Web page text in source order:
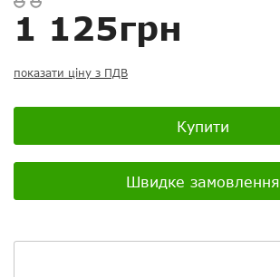
1 125грн
показати ціну з ПДВ
Купити
Швидке замовлення
Ваш відгук:
Посилання на відео з Youtube: